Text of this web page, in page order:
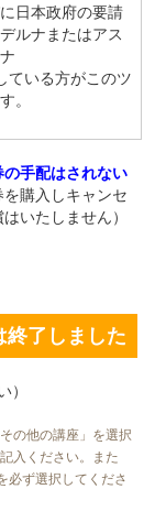
日本政府の要請
ルナまたはアス
ている方がこのツ
。
手配はされない
を購入しキャンセ
いたしません）
終了しました
）
の他の講座」を選択
入ください。また
必ず選択してくださ